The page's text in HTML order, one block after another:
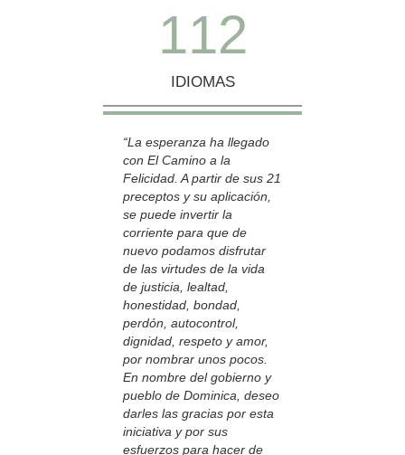
112
IDIOMAS
“La esperanza ha llegado
con El Camino a la
Felicidad. A partir de sus 21
preceptos y su aplicación,
se puede invertir la
corriente para que de
nuevo podamos disfrutar
de las virtudes de la vida
de justicia, lealtad,
honestidad, bondad,
perdón, autocontrol,
dignidad, respeto y amor,
por nombrar unos pocos.
En nombre del gobierno y
pueblo de Dominica, deseo
darles las gracias por esta
iniciativa y por sus
esfuerzos para hacer de